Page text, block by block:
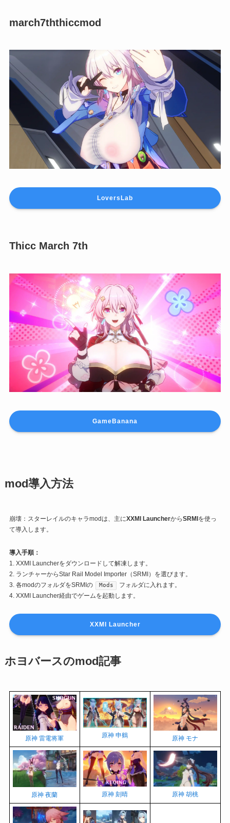
march7ththiccmod
LoversLab
Thicc March 7th
GameBanana
mod導入方法
崩壊：スターレイルのキャラmodは、主にXXMI LauncherからSRMI を使っ
て導入します。
導入手順：
1. XXMI Launcherをダウンロードして解凍します。
2. ランチャーからStar Rail Model Importer（SRMI）を選びます。
3. 各modのフォルダをSRMIの
Mods
フォルダに入れます。
4. XXMI Launcher経由でゲームを起動します。
XXMI Launcher
ホヨバースのmod記事
原神 雷電将軍 原神 申鶴 原神 モナ
原神 夜蘭 原神 刻晴 原神 胡桃